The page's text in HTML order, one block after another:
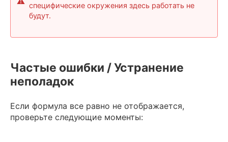
специфические окружения здесь работать не
будут.
Частые ошибки / Устранение
неполадок
Если формула все равно не отображается,
проверьте следующие моменты: